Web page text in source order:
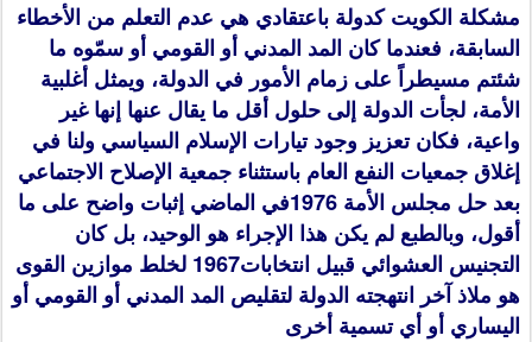
مشكلة الكويت كدولة باعتقادي هي عدم التعلم من الأخطاء
السابقة، فعندما كان المد المدني أو القومي أو سمّوه ما
شئتم مسيطراً على زمام الأمور في الدولة، ويمثل أغلبية
الأمة، لجأت الدولة إلى حلول أقل ما يقال عنها إنها غير
واعية، فكان تعزيز وجود تيارات الإسلام السياسي ولنا في
إغلاق جمعيات النفع العام باستثناء جمعية الإصلاح الاجتماعي
بعد حل مجلس الأمة 1976في الماضي إثبات واضح على ما
أقول، وبالطبع لم يكن هذا الإجراء هو الوحيد، بل كان
التجنيس العشوائي قبيل انتخابات1967 لخلط موازين القوى
هو ملاذ آخر انتهجته الدولة لتقليص المد المدني أو القومي أو
اليساري أو أي تسمية أخرى